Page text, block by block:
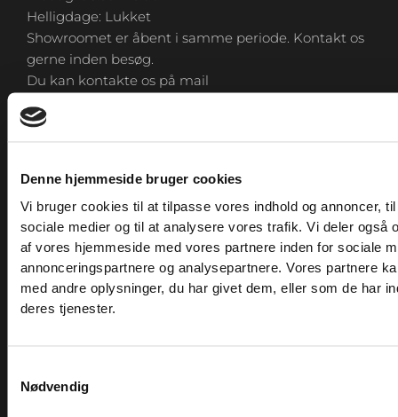
Denne hjemmeside bruger cookies
Vi bruger cookies til at tilpasse vores indhold og annoncer,
sociale medier og til at analysere vores trafik. Vi deler også
af vores hjemmeside med vores partnere inden for sociale
annonceringspartnere og analysepartnere. Vores partnere
med andre oplysninger, du har givet dem, eller som de har
deres tjenester.
Nødvendig
Helligdage: Lukket
Showroomet er åbent i samme periode. Kontakt os
gerne inden besøg.
Du kan kontakte os på mail
for 2 hverdage.
KONTAKT
Knudlundvej 24, 8653 Them
88 63 88 62
MH Sports Gear ApS